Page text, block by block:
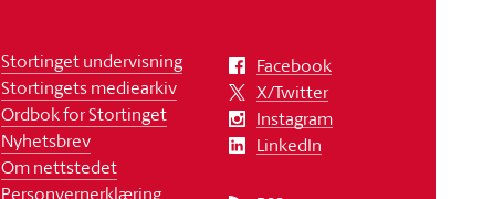
Stortinget undervisning
Stortingets mediearkiv
Ordbok for Stortinget
Nyhetsbrev
Om nettstedet
Personvernerklæring
Facebook
X/Twitter
Instagram
LinkedIn